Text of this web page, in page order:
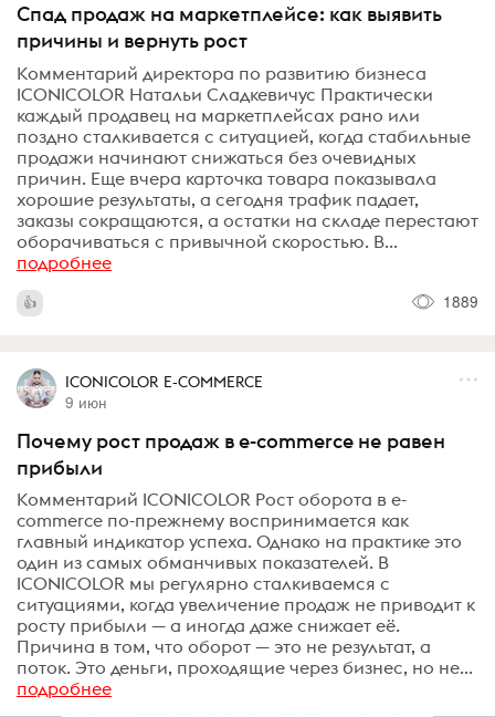
Спад продаж на маркетплейсе: как выявить
причины и вернуть рост
Комментарий директора по развитию бизнеса
ICONICOLOR Натальи Сладкевичус Практически
каждый продавец на маркетплейсах рано или
поздно сталкивается с ситуацией, когда стабильные
продажи начинают снижаться без очевидных
причин. Еще вчера карточка товара показывала
хорошие результаты, а сегодня трафик падает,
заказы сокращаются, а остатки на складе перестают
оборачиваться с привычной скоростью. В...
подробнее
1889
ICONICOLOR E-COMMERCE
9 июн
Почему рост продаж в e-commerce не равен
прибыли
Комментарий ICONICOLOR Рост оборота в e-
commerce по-прежнему воспринимается как
главный индикатор успеха. Однако на практике это
один из самых обманчивых показателей. В
ICONICOLOR мы регулярно сталкиваемся с
ситуациями, когда увеличение продаж не приводит к
росту прибыли — а иногда даже снижает её.
Причина в том, что оборот — это не результат, а
поток. Это деньги, проходящие через бизнес, но не...
подробнее